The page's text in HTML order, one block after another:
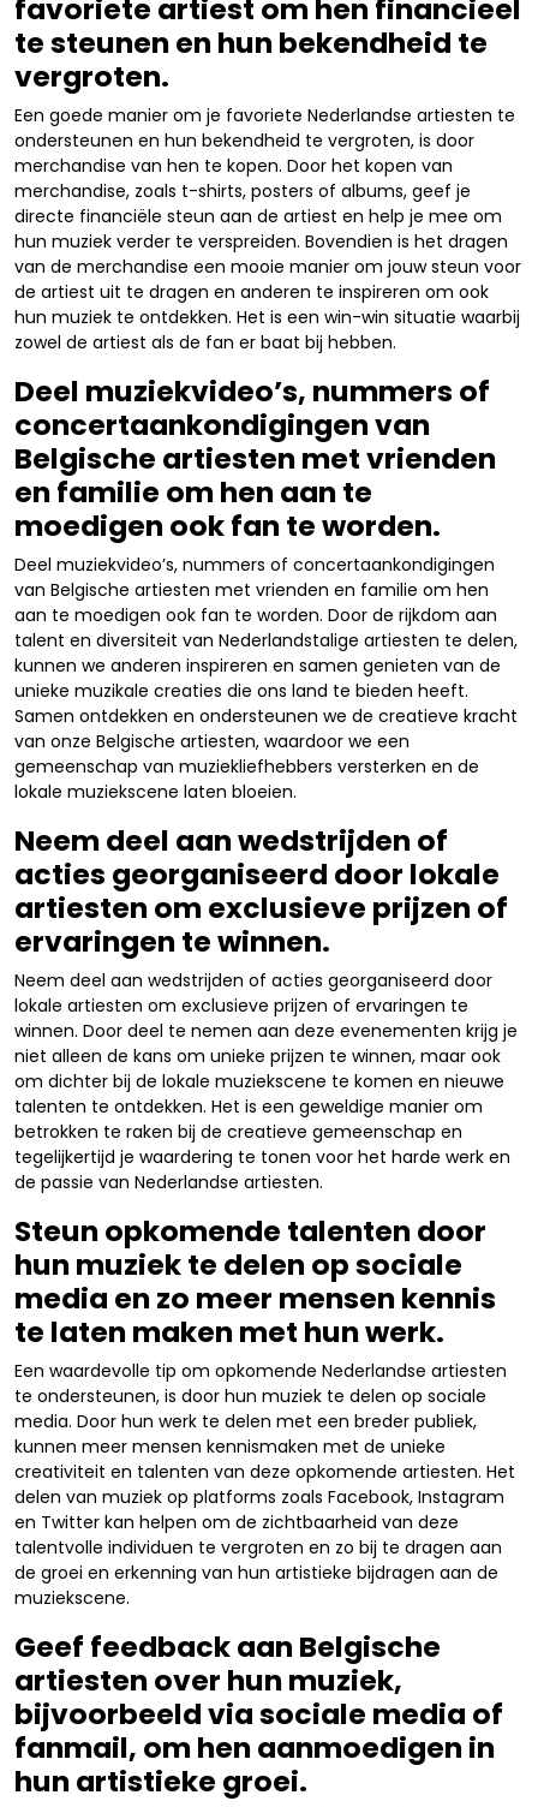
favoriete artiest om hen financieel
te steunen en hun bekendheid te
vergroten.
Een goede manier om je favoriete Nederlandse artiesten te
ondersteunen en hun bekendheid te vergroten, is door
merchandise van hen te kopen. Door het kopen van
merchandise, zoals t-shirts, posters of albums, geef je
directe financiële steun aan de artiest en help je mee om
hun muziek verder te verspreiden. Bovendien is het dragen
van de merchandise een mooie manier om jouw steun voor
de artiest uit te dragen en anderen te inspireren om ook
hun muziek te ontdekken. Het is een win-win situatie waarbij
zowel de artiest als de fan er baat bij hebben.
Deel muziekvideo’s, nummers of
concertaankondigingen van
Belgische artiesten met vrienden
en familie om hen aan te
moedigen ook fan te worden.
Deel muziekvideo’s, nummers of concertaankondigingen
van Belgische artiesten met vrienden en familie om hen
aan te moedigen ook fan te worden. Door de rijkdom aan
talent en diversiteit van Nederlandstalige artiesten te delen,
kunnen we anderen inspireren en samen genieten van de
unieke muzikale creaties die ons land te bieden heeft.
Samen ontdekken en ondersteunen we de creatieve kracht
van onze Belgische artiesten, waardoor we een
gemeenschap van muziekliefhebbers versterken en de
lokale muziekscene laten bloeien.
Neem deel aan wedstrijden of
acties georganiseerd door lokale
artiesten om exclusieve prijzen of
ervaringen te winnen.
Neem deel aan wedstrijden of acties georganiseerd door
lokale artiesten om exclusieve prijzen of ervaringen te
winnen. Door deel te nemen aan deze evenementen krijg je
niet alleen de kans om unieke prijzen te winnen, maar ook
om dichter bij de lokale muziekscene te komen en nieuwe
talenten te ontdekken. Het is een geweldige manier om
betrokken te raken bij de creatieve gemeenschap en
tegelijkertijd je waardering te tonen voor het harde werk en
de passie van Nederlandse artiesten.
Steun opkomende talenten door
hun muziek te delen op sociale
media en zo meer mensen kennis
te laten maken met hun werk.
Een waardevolle tip om opkomende Nederlandse artiesten
te ondersteunen, is door hun muziek te delen op sociale
media. Door hun werk te delen met een breder publiek,
kunnen meer mensen kennismaken met de unieke
creativiteit en talenten van deze opkomende artiesten. Het
delen van muziek op platforms zoals Facebook, Instagram
en Twitter kan helpen om de zichtbaarheid van deze
talentvolle individuen te vergroten en zo bij te dragen aan
de groei en erkenning van hun artistieke bijdragen aan de
muziekscene.
Geef feedback aan Belgische
artiesten over hun muziek,
bijvoorbeeld via sociale media of
fanmail, om hen aanmoedigen in
hun artistieke groei.